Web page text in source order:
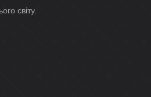
світу.